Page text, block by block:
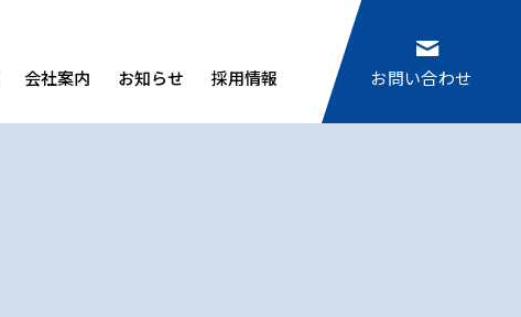
会社案内 お知らせ 採用情報 お問い合わせ